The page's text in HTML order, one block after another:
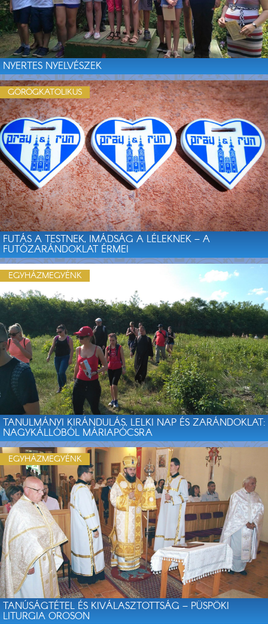
NYERTES NYELVÉSZEK
FUTÁS A TESTNEK, IMÁDSÁG A LÉLEKNEK – A
FUTÓZARÁNDOKLAT ÉRMEI
GÖRÖGKATOLIKUS
TANULMÁNYI KIRÁNDULÁS, LELKI NAP ÉS ZARÁNDOKLAT:
NAGYKÁLLÓBÓL MÁRIAPÓCSRA
EGYHÁZMEGYÉNK
TANÚSÁGTÉTEL ÉS KIVÁLASZTOTTSÁG – PÜSPÖKI
LITURGIA OROSON
EGYHÁZMEGYÉNK